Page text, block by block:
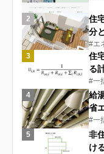
2
住
分
#エ
3
住
る
#一
4
給
省
#一
5
非
け